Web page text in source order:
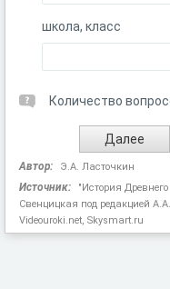
школа, класс
Количество
Автор: Э.А. Ласточкин
Источник:
"История
Свенцицкая под редакцией
Videouroki.net, Skysmart.ru